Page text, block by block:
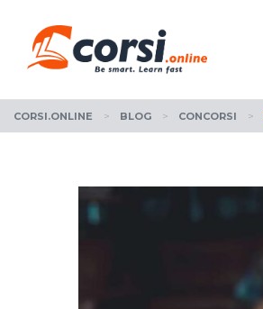
CORSI.ONLINE > BLOG > CONCORSI >